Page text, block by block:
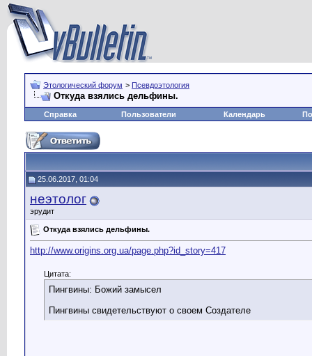
Этологический форум > Псевдоэтология
Откуда взялись дельфины.
Справка Пользователи Календарь
25.06.2017, 01:04
неэтолог
эрудит
Откуда взялись дельфины.
http://www.origins.org.ua/page.php?id_story=417
Цитата:
Пингвины: Божий замысел
Пингвины свидетельствуют о своем Создателе